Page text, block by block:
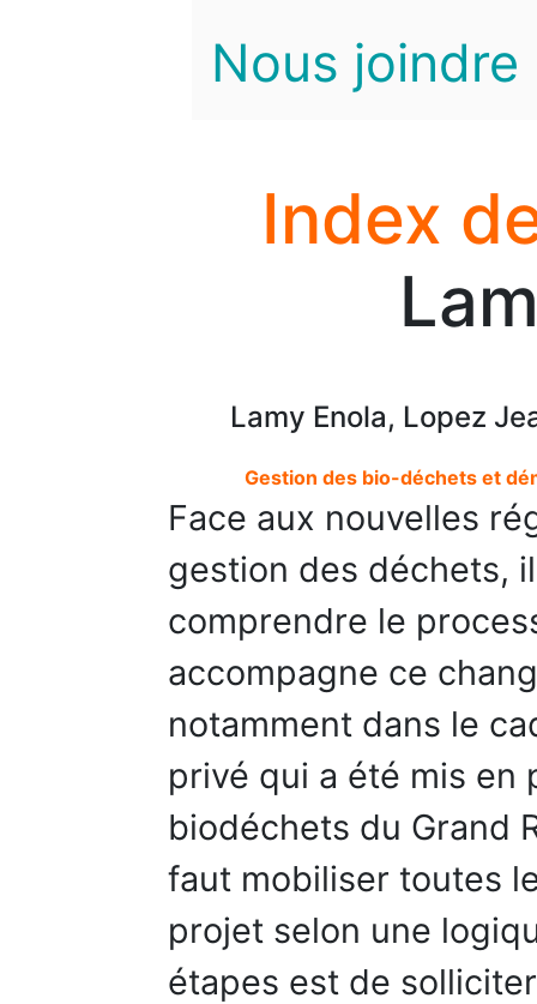
Nous joindre
Index
Lamy Enola, Lopez
Gestion des bio-déchets et
Face aux nouvelles
gestion des déchets,
comprendre le
accompagne ce
notamment dans le
privé qui a été mis en
biodéchets du Grand
faut mobiliser toutes
projet selon une
étapes est de